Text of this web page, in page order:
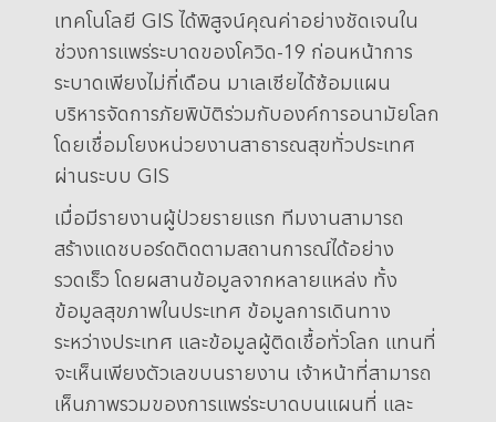
เทคโนโลยี GIS ได้พิสูจน์คุณค่าอย่างชัดเจนใน
ช่วงการแพร่ระบาดของโควิด-19 ก่อนหน้าการ
ระบาดเพียงไม่กี่เดือน มาเลเซียได้ซ้อมแผน
บริหารจัดการภัยพิบัติร่วมกับองค์การอนามัยโลก
โดยเชื่อมโยงหน่วยงานสาธารณสุขทั่วประเทศ
ผ่านระบบ GIS
เมื่อมีรายงานผู้ป่วยรายแรก ทีมงานสามารถ
สร้างแดชบอร์ดติดตามสถานการณ์ได้อย่าง
รวดเร็ว โดยผสานข้อมูลจากหลายแหล่ง ทั้ง
ข้อมูลสุขภาพในประเทศ ข้อมูลการเดินทาง
ระหว่างประเทศ และข้อมูลผู้ติดเชื้อทั่วโลก แทนที่
จะเห็นเพียงตัวเลขบนรายงาน เจ้าหน้าที่สามารถ
เห็นภาพรวมของการแพร่ระบาดบนแผนที่ และ